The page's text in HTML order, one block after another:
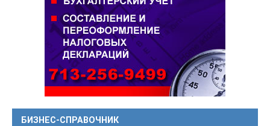
БИЗНЕС-СПРАВОЧНИК